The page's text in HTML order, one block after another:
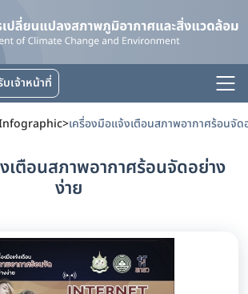
บเจ้าหน้าที่
>เครื่องมือแจ้งเตือนสภาพอากาศร้อนจัด
เตือนสภาพอากาศร้อนจัดอย่าง
ง่าย